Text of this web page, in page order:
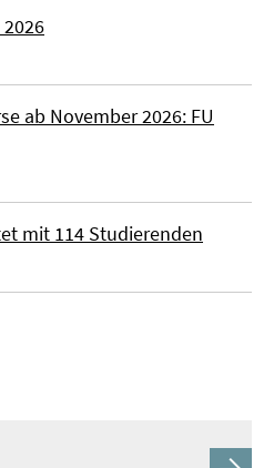
ab November 2026: FU
mit 114 Studierenden